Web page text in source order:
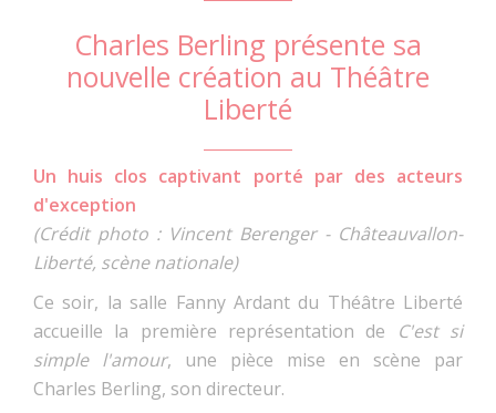
Charles Berling présente sa
nouvelle création au Théâtre
Liberté
Un huis clos captivant porté par des acteurs
d'exception
(Crédit photo : Vincent Berenger - Châteauvallon-
Liberté, scène nationale)
Ce soir, la salle Fanny Ardant du Théâtre Liberté
accueille la première représentation de
C'est si
simple l'amour, une pièce mise en scène par
Charles Berling, son directeur.